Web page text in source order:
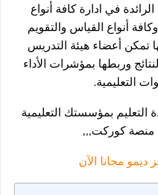
في ادارة كافة أنواع
وكافة أنواع القياس والتقويم
تمكن أعضاء هيئة التدريس
وربطها بمؤشرات الأداء
التعليمية.
بمؤسستك التعليمية
منصة كوركت,,,
ديمو مجانا الآن